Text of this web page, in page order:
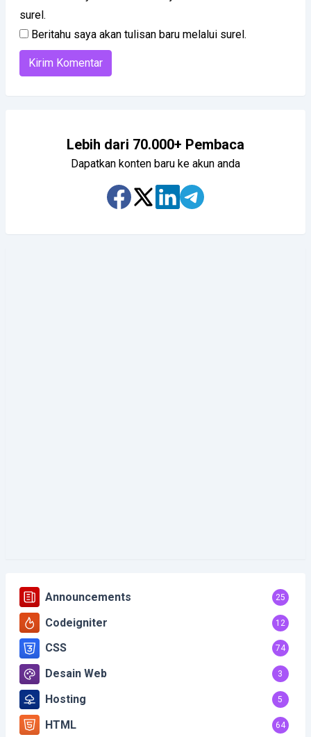
surel.
Beritahu saya akan tulisan baru melalui surel.
Lebih dari 70.000+ Pembaca
Dapatkan konten baru ke akun anda
Announcements 25
Codeigniter 12
CSS 74
Desain Web 3
Hosting 5
HTML 64